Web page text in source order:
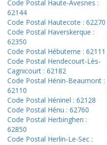
Code Postal Haute-Avesnes :
62144
Code Postal Hautecote : 62270
Code Postal Haverskerque :
62350
Code Postal Hébuterne : 62111
Code Postal Hendecourt-Lès-
Cagnicourt : 62182
Code Postal Hénin-Beaumont :
62110
Code Postal Héninel : 62128
Code Postal Hénu : 62760
Code Postal Herbinghen :
62850
Code Postal Herlin-Le-Sec :